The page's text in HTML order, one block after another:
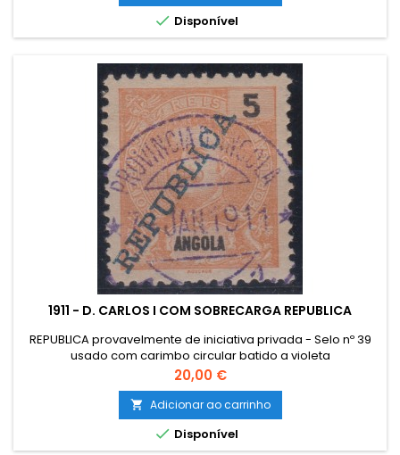
 Disponível
1911 - D. CARLOS I COM SOBRECARGA REPUBLICA
REPUBLICA provavelmente de iniciativa privada - Selo nº 39
usado com carimbo circular batido a violeta
"AMBRIZ". Exemplar em boas condições .
Preço
20,00 €
 Adicionar ao carrinho
 Disponível